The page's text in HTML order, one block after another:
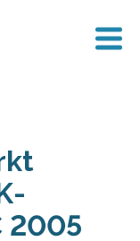
2005